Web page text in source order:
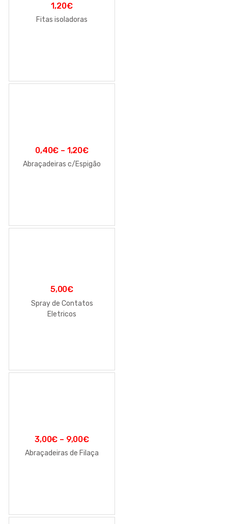
1,20€
Fitas isoladoras
0,40€ – 1,20€
Abraçadeiras c/Espigão
5,00€
Spray de Contatos
Eletricos
3,00€ – 9,00€
Abraçadeiras de Filaça